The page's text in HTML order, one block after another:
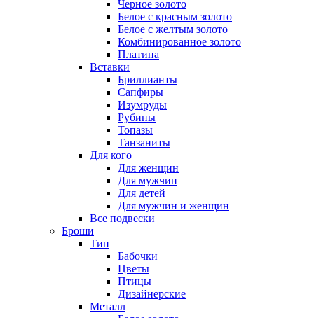
Черное золото
Белое с красным золото
Белое с желтым золото
Комбинированное золото
Платина
Вставки
Бриллианты
Сапфиры
Изумруды
Рубины
Топазы
Танзаниты
Для кого
Для женщин
Для мужчин
Для детей
Для мужчин и женщин
Все подвески
Броши
Тип
Бабочки
Цветы
Птицы
Дизайнерские
Металл